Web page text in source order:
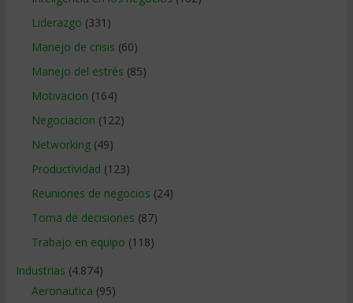
Liderazgo (331)
Manejo de crisis (60)
Manejo del estrés (85)
Motivacion (164)
Negociacion (122)
Networking(49)
Productividad (123)
Reuniones de negocios (24)
Toma de decisiones (87)
Trabajo en equipo (118)
Industrias (4.874)
Aeronautica (95)